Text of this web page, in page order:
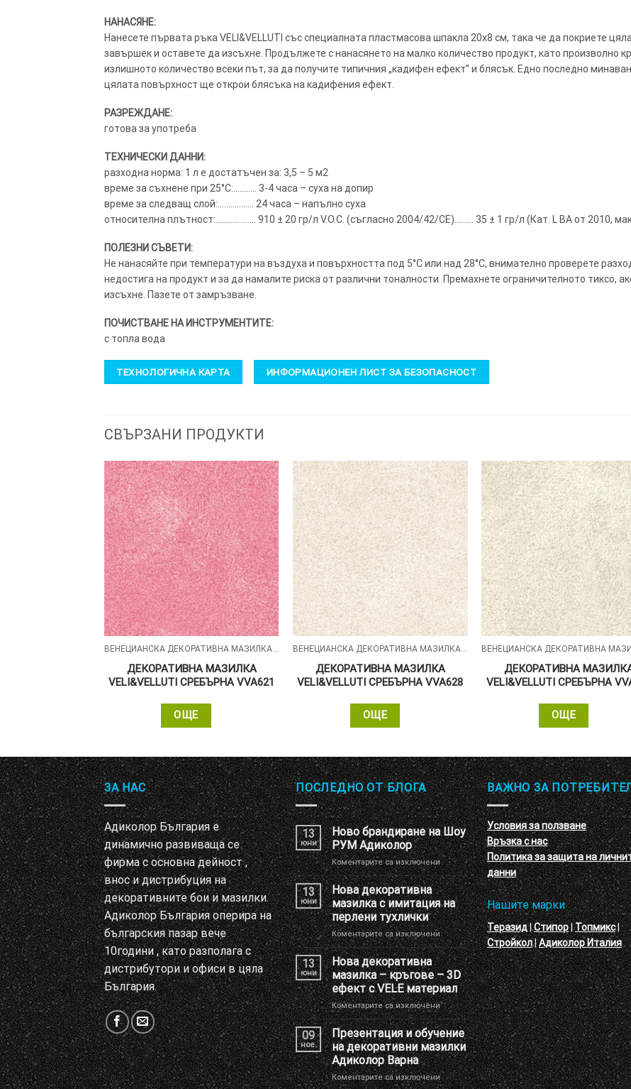
НАНАСЯНЕ:
Нанесете първата ръка VELI&VELLUTI със специалната пластмасова шпакла 20х8 см, така че да покриете
завършек и оставете да изсъхне. Продължете с нанасянето на малко количество продукт, като произволно
излишното количество всеки път, за да получите типичния „кадифен ефект” и блясък. Едно последно
цялата повърхност ще открои блясъка на кадифения ефект.
РАЗРЕЖДАНЕ:
готова за употреба
ТЕХНИЧЕСКИ ДАННИ:
разходна норма: 1 л е достатъчен за: 3,5 – 5 м2
време за съхнене при 25°C:……….. 3-4 часа – суха на допир
време за следващ слой:…………….. 24 часа – напълно суха
относителна плътност:………………. 910 ± 20 гр/л V.O.C. (съгласно 2004/42/CE)……… 35 ± 1 гр/л (Кат. L BA от 2010,
ПОЛЕЗНИ СЪВЕТИ:
Не нанасяйте при температури на въздуха и повърхността под 5°C или над 28°C, внимателно проверете
недостига на продукт и за да намалите риска от различни тоналности. Премахнете ограничителното тиксо,
изсъхне. Пазете от замръзване.
ПОЧИСТВАНЕ НА ИНСТРУМЕНТИТЕ:
с топла вода
ТЕХНОЛОГИЧНА КАРТА ИНФОРМАЦИОНЕН ЛИСТ ЗА БЕЗОПАСНОСТ
СВЪРЗАНИ ПРОДУКТИ
ВЕНЕЦИАНСКА ДЕКОРАТИВНА МАЗИЛКА – VELI&VELLUTI
ДЕКОРАТИВНА МАЗИЛКА
VELI&VELLUTI СРЕБЪРНА VVA621
ОЩЕ
ВЕНЕЦИАНСКА ДЕКОРАТИВНА МАЗИЛКА – VELI&VELLUTI
ДЕКОРАТИВНА МАЗИЛКА
VELI&VELLUTI СРЕБЪРНА VVA628
ОЩЕ
ДЕКОРАТИВНА
VELI&VELLUTI СРЕБЪРНА
ОЩЕ
ЗА НАС
Адиколор България е
динамично развиваща се
фирма с основна дейност ,
внос и дистрибуция на
декоративните бои и мазилки.
Адиколор България оперира на
българския пазар вече
10години , като разполага с
дистрибутори и офиси в цяла
България.
ПОСЛЕДНО ОТ БЛОГА
13
юни
Ново брандиране на Шоу
РУМ Адиколор
Коментарите са изключениза
Ново
брандиране
на
Шоу
РУМ
Адиколор
13
юни
Нова декоративна
мазилка с имитация на
перлени тухлички
Коментарите са изключениза
Нова
декоративна
мазилка
с
имитация
на
перлени
тухлички
13
юни
Нова декоративна
мазилка – кръгове – 3D
ефект с VELE материал
Коментарите са изключениза
Нова
декоративна
мазилка
–
кръгове
–
09
ное.
Презентация и обучение
на декоративни мазилки
Адиколор Варна
Коментарите са изключениза
ВАЖНО ЗА
Условия за ползване
Връзка с нас
Политика за защита на
данни
Нашите марки
Теразид|Стипор|Топмикс|
Стройкол|Адиколор Италия